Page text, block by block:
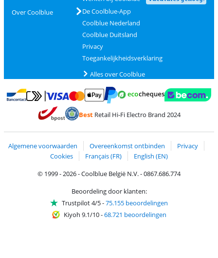
Over Coolblue
De Coolblue-App
Coolblue Nederland
Coolblue Duitsland
Privacy
Toegankelijkheidsverklaring
Alles over Coolblue
Betalen met Bancontact
Betalen met MasterCard en Visa via ClickToPay
Betalen met PayPal
BestRetail Hi-Fi Electro Brand 2024
Algemene voorwaarden Overeenkomst ontbinden
Privacy
Cookies
Français (FR)
English (EN)
© 1999 - 2026 - Coolblue België N.V. - 0867.686.774
Beoordeling door klanten:
Trustpilot 4/5-75.155 beoordelingen
Kiyoh 9.1/10-68.721 beoordelingen